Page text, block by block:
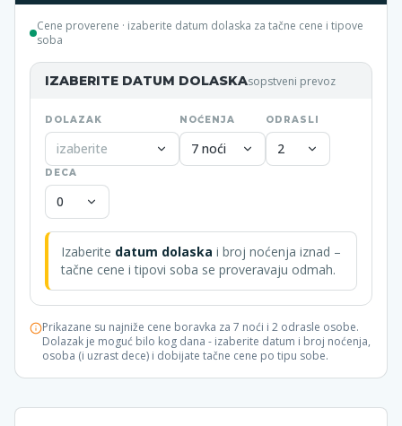
Cene proverene · izaberite datum dolaska za tačne cene i tipove
soba
IZABERITE DATUM DOLASKAsopstveni prevoz
DOLAZAK
izaberite
NOĆENJA
7 noći
ODRASLI
2
DECA
0
Izaberite datum dolaska i broj noćenja iznad –
tačne cene i tipovi soba se proveravaju odmah.
Prikazane su najniže cene boravka za 7 noći i 2 odrasle osobe.
Dolazak je moguć bilo kog dana - izaberite datum i broj noćenja,
osoba (i uzrast dece) i dobijate tačne cene po tipu sobe.